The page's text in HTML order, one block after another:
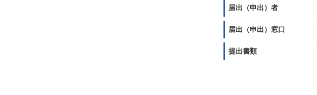
届出（申出）者
届出（申出）窓口
提出書類